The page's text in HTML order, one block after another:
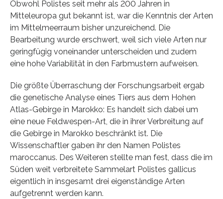
Obwohl Polistes seit mehr als 200 Jahren in
Mitteleuropa gut bekannt ist, war die Kenntnis der Arten
im Mittelmeerraum bisher unzureichend. Die
Bearbeitung wurde erschwert, weil sich viele Arten nur
geringfügig voneinander unterscheiden und zudem
eine hohe Variabilität in den Farbmustern aufweisen.
Die größte Überraschung der Forschungsarbeit ergab
die genetische Analyse eines Tiers aus dem Hohen
Atlas-Gebirge in Marokko: Es handelt sich dabei um
eine neue Feldwespen-Art, die in ihrer Verbreitung auf
die Gebirge in Marokko beschränkt ist. Die
Wissenschaftler gaben ihr den Namen Polistes
maroccanus. Des Weiteren stellte man fest, dass die im
Süden weit verbreitete Sammelart Polistes gallicus
eigentlich in insgesamt drei eigenständige Arten
aufgetrennt werden kann.